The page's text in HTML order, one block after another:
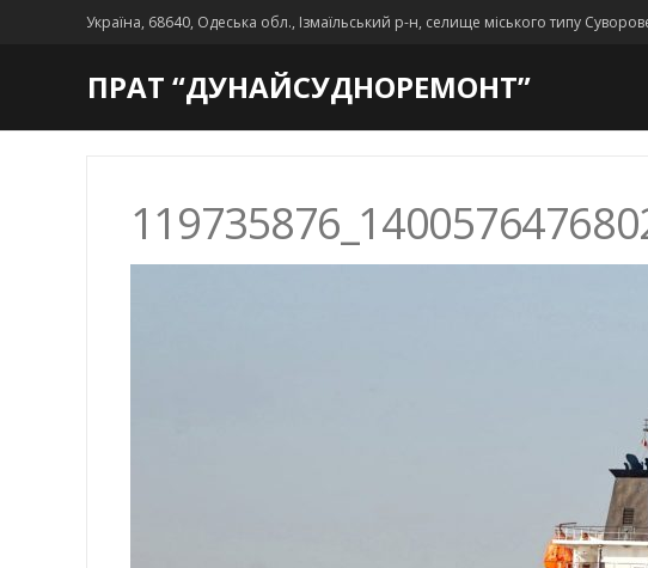
Україна, 68640, Одеська обл., Ізмаїльський р-н, селище міського типу
ПРАТ “ДУНАЙСУДНОРЕМОНТ”